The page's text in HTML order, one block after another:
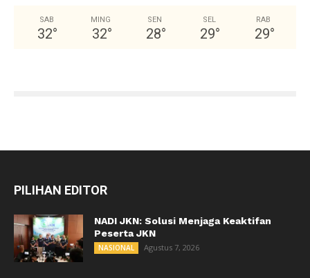
SAB
32°
MING
32°
SEN
28°
SEL
29°
RAB
29°
PILIHAN EDITOR
NADI JKN: Solusi Menjaga Keaktifan
Peserta JKN
NASIONAL Agustus 7, 2026